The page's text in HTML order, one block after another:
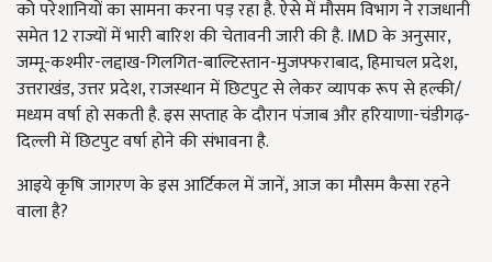
को परेशानियों का सामना करना पड़ रहा है. ऐसे में मौसम विभाग ने राजधानी
समेत 12 राज्यों में भारी बारिश की चेतावनी जारी की है. IMD के अनुसार,
जम्मू-कश्मीर-लद्दाख-गिलगित-बाल्टिस्तान-मुजफ्फराबाद, हिमाचल प्रदेश,
उत्तराखंड, उत्तर प्रदेश, राजस्थान में छिटपुट से लेकर व्यापक रूप से हल्की/
मध्यम वर्षा हो सकती है. इस सप्ताह के दौरान पंजाब और हरियाणा-चंडीगढ़-
दिल्ली में छिटपुट वर्षा होने की संभावना है.
आइये कृषि जागरण के इस आर्टिकल में जानें, आज का मौसम कैसा रहने
वाला है?